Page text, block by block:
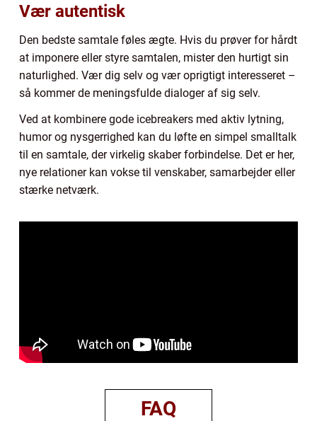
Vær autentisk
Den bedste samtale føles ægte. Hvis du prøver for hårdt
at imponere eller styre samtalen, mister den hurtigt sin
naturlighed. Vær dig selv og vær oprigtigt interesseret –
så kommer de meningsfulde dialoger af sig selv.
Ved at kombinere gode icebreakers med aktiv lytning,
humor og nysgerrighed kan du løfte en simpel smalltalk
til en samtale, der virkelig skaber forbindelse. Det er her,
nye relationer kan vokse til venskaber, samarbejder eller
stærke netværk.
FAQ